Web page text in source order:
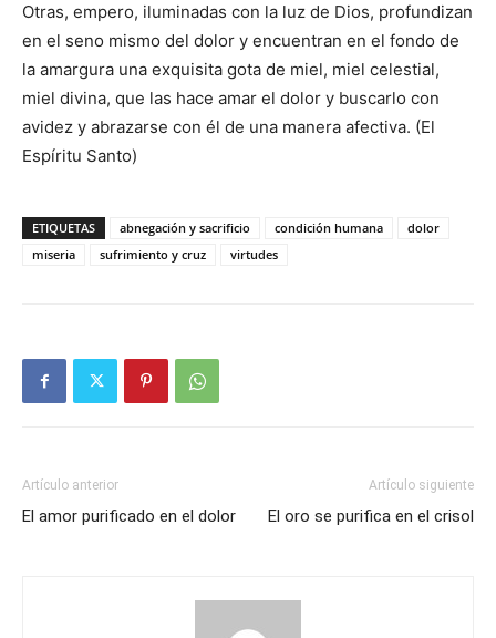
Otras, empero, iluminadas con la luz de Dios, profundizan
en el seno mismo del dolor y encuentran en el fondo de
la amargura una exquisita gota de miel, miel celestial,
miel divina, que las hace amar el dolor y buscarlo con
avidez y abrazarse con él de una manera afectiva. (El
Espíritu Santo)
ETIQUETAS abnegación y sacrificio condición humana
dolor
miseria
sufrimiento y cruz virtudes
Artículo anterior
El amor purificado en el dolor
Artículo siguiente
El oro se purifica en el crisol